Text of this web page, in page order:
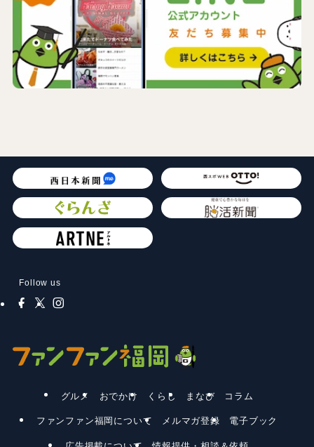
Follow us
グルメ おでかけ くらし まなび コラム
ファンファン福岡について メルマガ登録 電子ブック